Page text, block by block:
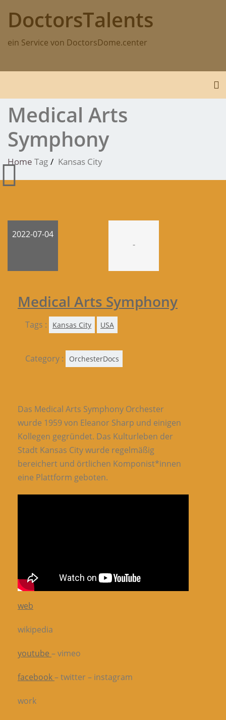
content
DoctorsTalents
ein Service von DoctorsDome.center
Medical Arts
Symphony
Home Tag Kansas City
2022-07-04
-
Medical Arts Symphony
Tags : Kansas City USA
Category : OrchesterDocs
Das Medical Arts Symphony Orchester
wurde 1959 von Eleanor Sharp und einigen
Kollegen gegründet. Das Kulturleben der
Stadt Kansas City wurde regelmäßig
bereichert und örtlichen Komponist*innen
eine Plattform geboten.
web
wikipedia
youtube – vimeo
facebook– twitter – instagram
work